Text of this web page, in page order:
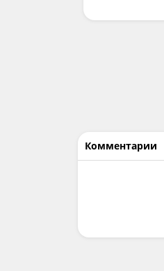
Комментарии